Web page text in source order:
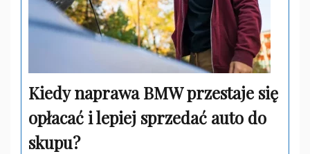
Kiedy naprawa BMW przestaje się
opłacać i lepiej sprzedać auto do
skupu?